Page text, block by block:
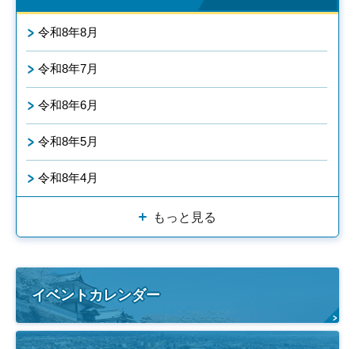
令和8年8月
令和8年7月
令和8年6月
令和8年5月
令和8年4月
もっと見る
イベントカレンダー